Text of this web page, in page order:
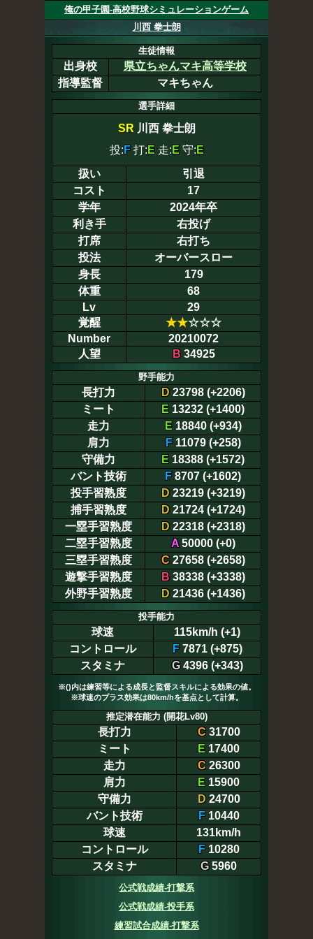
俺の甲子園-高校野球シミュレーションゲーム
川西 拳士朗
生徒情報
出身校
県立ちゃんマキ高等学校
指導監督
マキちゃん
選手詳細
SR 川西 拳士朗
投: F打: E走: E守: E
扱い
引退
コスト
17
学年
2024年卒
利き手
右投げ
打席
右打ち
投法
オーバースロー
身長
179
体重
68
Lv
29
覚醒
★★☆☆☆
Number
20210072
人望
B34925
野手能力
長打力 D23798 (+2206)
ミート
E 13232 (+1400)
走力
E18840 (+934)
肩力
F11079 (+258)
守備力
E 18388 (+1572)
バント技術
F 8707 (+1602)
投手習熟度
D23219 (+3219)
捕手習熟度
D21724 (+1724)
一塁手習熟度
D22318 (+2318)
二塁手習熟度
A50000 (+0)
三塁手習熟度
C27658 (+2658)
遊撃手習熟度
B38338 (+3338)
外野手習熟度
D21436 (+1436)
投手能力
球速
115km/h (+1)
コントロール
F7871 (+875)
スタミナ
G4396 (+343)
※()内は練習等による成長と監督スキルによる効果の値。
※球速のプラス効果は80km/hを基点として計算。
推定潜在能力 (開花Lv80)
長打力 C31700
ミート
E 17400
走力
C26300
肩力
E 15900
守備力
D24700
バント技術
F10440
球速
131km/h
コントロール
F10280
スタミナ
G5960
公式戦成績-打撃系
公式戦成績-投手系
練習試合成績-打撃系